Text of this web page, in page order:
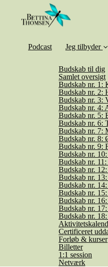
Podcast Jeg tilbyder
Budskab til dig
Samlet oversigt
Budskab nr. 1:
Budskab nr. 2:
Budskab nr. 3:
Budskab nr. 4:
Budskab nr. 5:
Budskab nr. 6:
Budskab nr. 7:
Budskab nr. 8:
Budskab nr. 9:
Budskab nr.
Budskab nr.
Budskab nr.
Budskab nr.
Budskab nr.
Budskab nr.
Budskab nr.
Budskab nr.
Budskab nr.
Certificeret
Forløb & kurser
Billetter
1:1 session
Netværk